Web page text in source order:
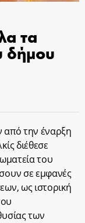
τα
δήμου
από την έναρξη
διέθεσε
του
σε εμφανές
ως ιστορική
των